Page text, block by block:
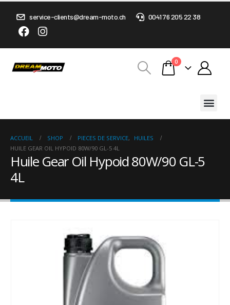
service-clients@dream-moto.ch 0041 76 205 22 38
0
ACCUEIL SHOP PIECES DE SERVICE,
HUILES
HUILE GEAR OIL HYPOID 80W/90 GL-5 4L
Huile Gear Oil Hypoid 80W/90 GL-5
4L